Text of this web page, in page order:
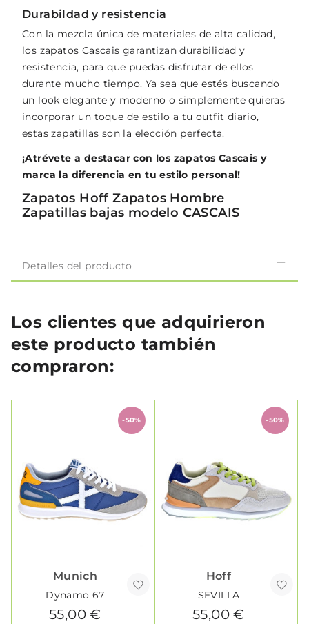
Durabildad y resistencia
Con la mezcla única de materiales de alta calidad,
los zapatos Cascais garantizan durabilidad y
resistencia, para que puedas disfrutar de ellos
durante mucho tiempo. Ya sea que estés buscando
un look elegante y moderno o simplemente quieras
incorporar un toque de estilo a tu outfit diario,
estas zapatillas son la elección perfecta.
¡Atrévete a destacar con los zapatos Cascais y
marca la diferencia en tu estilo personal!
Zapatos Hoff Zapatos Hombre
Zapatillas bajas modelo CASCAIS
Detalles del producto
Los clientes que adquirieron
este producto también
compraron:
-50%
Munich
Dynamo 67
55,00 €
-50%
Hoff
SEVILLA
55,00 €